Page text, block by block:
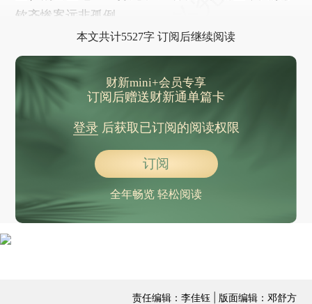
钦齐惨案远非孤例。
本文共计5527字 订阅后继续阅读
财新mini+会员专享
订阅后赠送财新通单篇卡
登录后获取已订阅的阅读权限
订阅
全年畅览 轻松阅读
责任编辑：李佳钰 | 版面编辑：邓舒方